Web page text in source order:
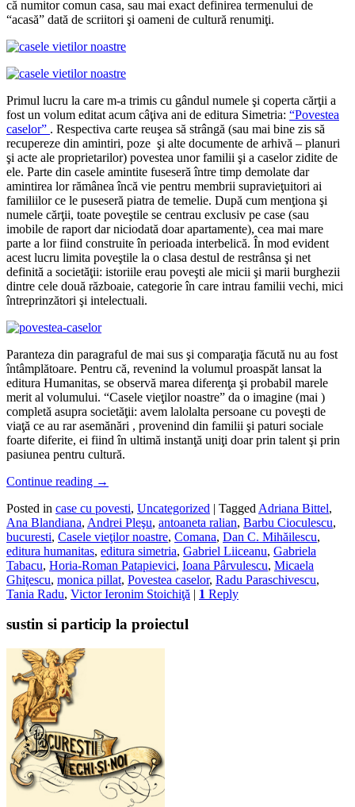
că numitor comun casa, sau mai exact definirea termenului de
“acasă” dată de scriitori şi oameni de cultură renumiţi.
Primul lucru la care m-a trimis cu gândul numele şi coperta cărţii a
fost un volum editat acum câţiva ani de editura Simetria: “Povestea
caselor” . Respectiva carte reuşea să strângă (sau mai bine zis să
recupereze din amintiri, poze şi alte documente de arhivă – planuri
şi acte ale proprietarilor) povestea unor familii şi a caselor zidite de
ele. Parte din casele amintite fuseseră între timp demolate dar
amintirea lor rămânea încă vie pentru membrii supravieţuitori ai
familiilor ce le puseseră piatra de temelie. După cum menţiona şi
numele cărţii, toate poveştile se centrau exclusiv pe case (sau
imobile de raport dar niciodată doar apartamente), cea mai mare
parte a lor fiind construite în perioada interbelică. În mod evident
acest lucru limita poveştile la o clasa destul de restrânsa şi net
definită a societăţii: istoriile erau poveşti ale micii şi marii burghezii
dintre cele două războaie, categorie în care intrau familii vechi, mici
întreprinzători şi intelectuali.
Paranteza din paragraful de mai sus şi comparaţia făcută nu au fost
întâmplătoare. Pentru că, revenind la volumul proaspăt lansat la
editura Humanitas, se observă marea diferenţa şi probabil marele
merit al volumului. “Casele vieţilor noastre” da o imagine (mai )
completă asupra societăţii: avem lalolalta persoane cu poveşti de
viaţă ce au rar asemănări , provenind din familii şi paturi sociale
foarte diferite, ei fiind în ultimă instanţă uniţi doar prin talent şi prin
pasiunea pentru cultură.
Continue reading →
Posted in case cu povesti, Uncategorized | Tagged Adriana Bittel,
Ana Blandiana, Andrei Pleşu, antoaneta ralian, Barbu Cioculescu,
bucuresti, Casele vieţilor noastre, Comana, Dan C. Mihăilescu,
editura humanitas, editura simetria, Gabriel Liiceanu, Gabriela
Tabacu, Horia-Roman Patapievici, Ioana Pârvulescu, Micaela
Ghiţescu, monica pillat, Povestea caselor, Radu Paraschivescu,
Tania Radu, Victor Ieronim Stoichiţă | 1 Reply
sustin si particip la proiectul